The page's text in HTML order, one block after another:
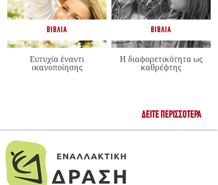
ΒΙΒΛΊΑ
Ευτυχία έναντι
ικανοποίησης
ΒΙΒΛΊΑ
Η διαφορετικότητα ως
καθρέφτης
ΔΕΊΤΕ ΠΕΡΙΣΣΌΤΕΡΑ